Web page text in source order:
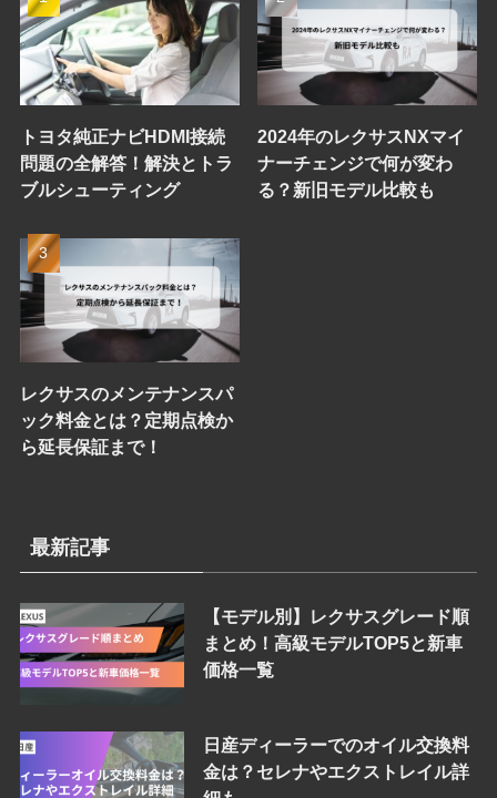
トヨタ純正ナビHDMI接続
問題の全解答！解決とトラ
ブルシューティング
2024年のレクサスNXマイ
ナーチェンジで何が変わ
る？新旧モデル比較も
レクサスのメンテナンスパ
ック料金とは？定期点検か
ら延長保証まで！
最新記事
【モデル別】レクサスグレード順
まとめ！高級モデルTOP5と新車
価格一覧
日産ディーラーでのオイル交換料
金は？セレナやエクストレイル詳